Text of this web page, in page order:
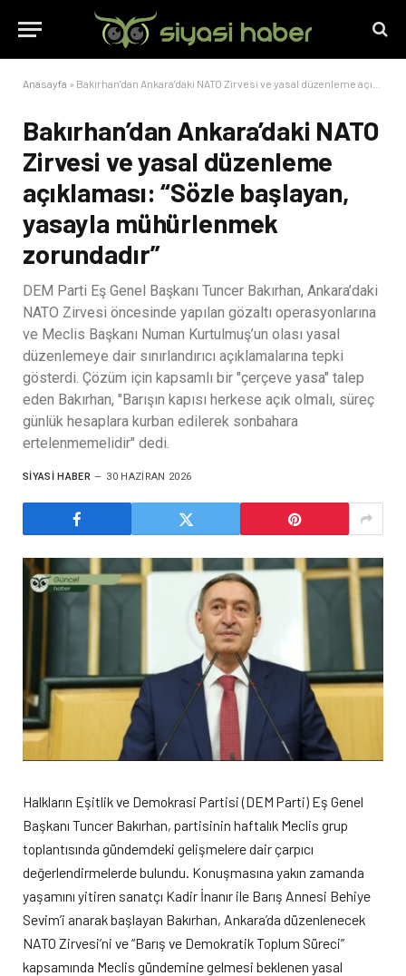
Anasayfa » Bakırhan’dan Ankara’daki NATO Zirvesi ve yasal düzenleme açıklaması: “Sözle başlayan, yasayla mühürlenmek zorundadır”
Bakırhan’dan Ankara’daki NATO
Zirvesi ve yasal düzenleme
açıklaması: “Sözle başlayan,
yasayla mühürlenmek
zorundadır”
DEM Parti Eş Genel Başkanı Tuncer Bakırhan, Ankara’daki
NATO Zirvesi öncesinde yapılan gözaltı operasyonlarına
ve Meclis Başkanı Numan Kurtulmuş’un olası yasal
düzenlemeye dair sınırlandırıcı açıklamalarına tepki
gösterdi. Çözüm için kapsamlı bir "çerçeve yasa" talep
eden Bakırhan, "Barışın kapısı herkese açık olmalı, süreç
günlük hesaplara kurban edilerek sonbahara
ertelenmemelidir" dedi.
SIYASI HABER 30 HAZIRAN 2026
Halkların Eşitlik ve Demokrasi Partisi (DEM Parti) Eş Genel
Başkanı Tuncer Bakırhan, partisinin haftalık Meclis grup
toplantısında gündemdeki gelişmelere dair çarpıcı
değerlendirmelerde bulundu. Konuşmasına yakın zamanda
yaşamını yitiren sanatçı Kadir İnanır ile Barış Annesi Behiye
Sevim’i anarak başlayan Bakırhan, Ankara’da düzenlenecek
NATO Zirvesi’ni ve “Barış ve Demokratik Toplum Süreci”
kapsamında Meclis gündemine gelmesi beklenen yasal